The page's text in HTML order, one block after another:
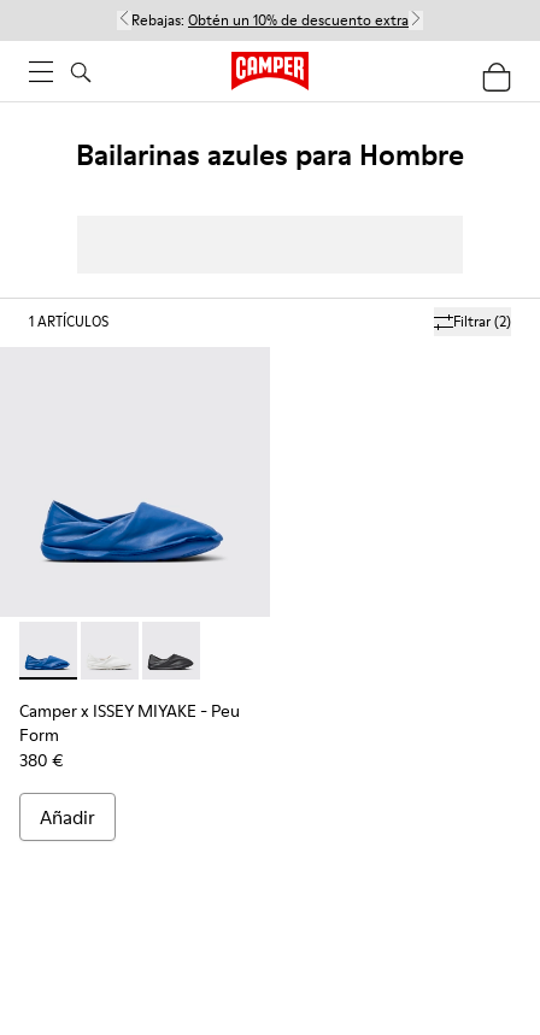
Rebajas: Obtén un 10% de descuento extra
Bailarinas azules para Hombre
Filtrar(2)
1ARTÍCULOS
Camper x ISSEY MIYAKE - Peu Form - K101074-004 -
Camper x ISSEY MIYAKE - Peu Form - K101074-003
Camper x ISSEY MIYAKE - Peu Form -
Camper x ISSEY MIYAKE - Peu
Form
380 €
Añadir